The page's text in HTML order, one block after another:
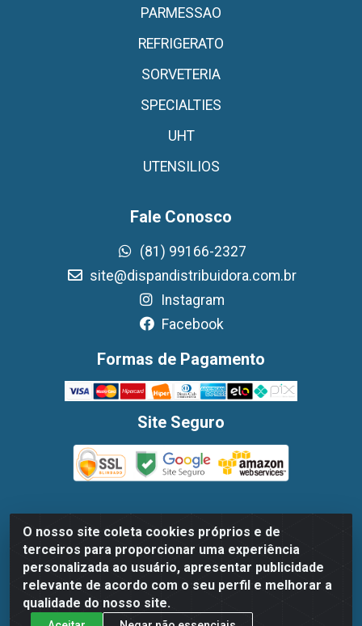
O nosso site coleta cookies próprios e de
terceiros para proporcionar uma experiência
personalizada ao usuário, apresentar publicidade
relevante de acordo com o seu perfil e melhorar a
qualidade do nosso site.
PARMESSAO
REFRIGERATO
SORVETERIA
SPECIALTIES
UHT
UTENSILIOS
Fale Conosco
(81) 99166-2327
site@dispandistribuidora.com.br
Instagram
Facebook
Formas de Pagamento
Site Seguro
Dispan Distribuidora de Alimentos LTDA - Avenida
Marechal Mascarenhas De Moraes, 1048- Imbiribeira,
Recife/PE - CEP 51.170-000 - CNPJ 30.779.584/0003-78